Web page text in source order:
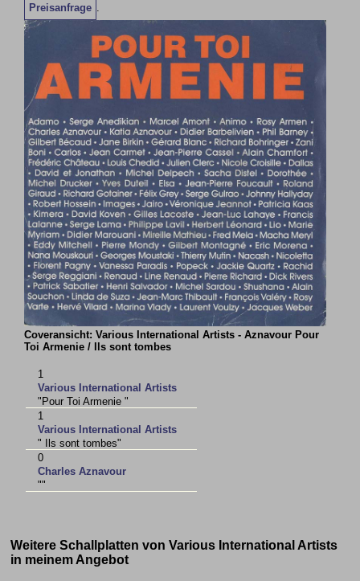
Preisanfrage
Coveransicht: Various International Artists - Aznavour Pour
Toi Armenie / Ils sont tombes
1
Various International Artists
"Pour Toi Armenie "
1
Various International Artists
" Ils sont tombes"
0
Charles Aznavour
""
Weitere Schallplatten von Various International Artists
in meinem Angebot